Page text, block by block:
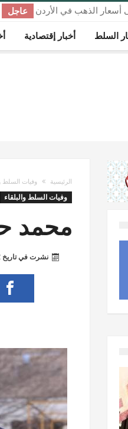
أسعار الذهب في الأردن عاجل
السلط أخبار إقتصادية
الرئيسية وفيات السلط
وفيات السلط والبلقاء
محمد
نشرت في تاريخ